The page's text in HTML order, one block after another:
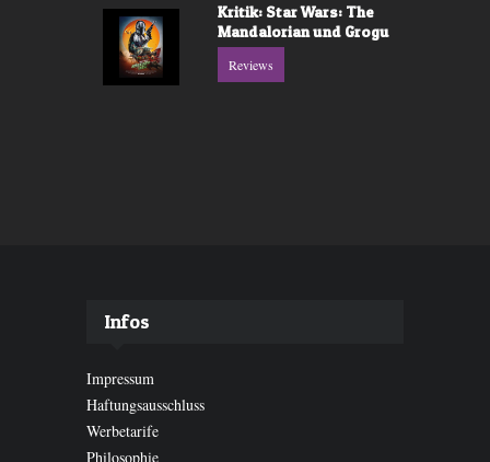
Kritik: Star Wars: The
Mandalorian und Grogu
Reviews
Infos
Impressum
Haftungsausschluss
Werbetarife
Philosophie